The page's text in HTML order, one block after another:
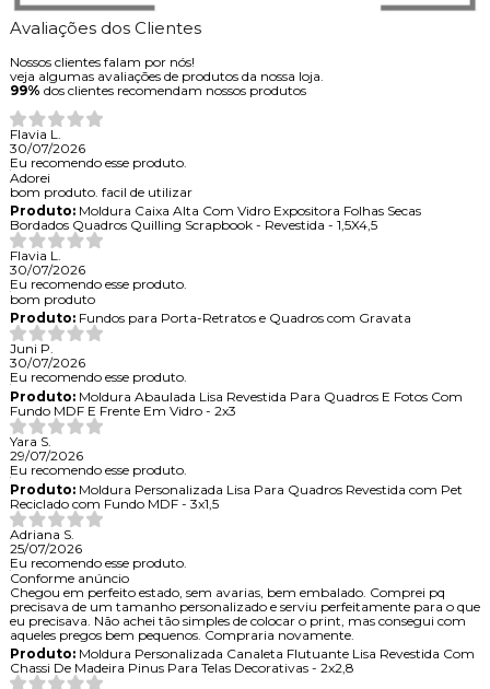
Avaliações dos Clientes
Nossos clientes falam por nós!
veja algumas avaliações de produtos da nossa loja.
99% dos clientes recomendam nossos produtos
Flavia L.
30/07/2026
Eu recomendo esse produto.
Adorei
bom produto. facil de utilizar
Produto:Moldura Caixa Alta Com Vidro Expositora Folhas Secas
Bordados Quadros Quilling Scrapbook - Revestida - 1,5X4,5
Flavia L.
30/07/2026
Eu recomendo esse produto.
bom produto
Produto:Fundos para Porta-Retratos e Quadros com Gravata
Juni P.
30/07/2026
Eu recomendo esse produto.
Produto:Moldura Abaulada Lisa Revestida Para Quadros E Fotos Com
Fundo MDF E Frente Em Vidro - 2x3
Yara S.
29/07/2026
Eu recomendo esse produto.
Produto:Moldura Personalizada Lisa Para Quadros Revestida com Pet
Reciclado com Fundo MDF - 3x1,5
Adriana S.
25/07/2026
Eu recomendo esse produto.
Conforme anúncio
Chegou em perfeito estado, sem avarias, bem embalado. Comprei pq
precisava de um tamanho personalizado e serviu perfeitamente para o que
eu precisava. Não achei tão simples de colocar o print, mas consegui com
aqueles pregos bem pequenos. Compraria novamente.
Produto:Moldura Personalizada Canaleta Flutuante Lisa Revestida Com
Chassi De Madeira Pinus Para Telas Decorativas - 2x2,8